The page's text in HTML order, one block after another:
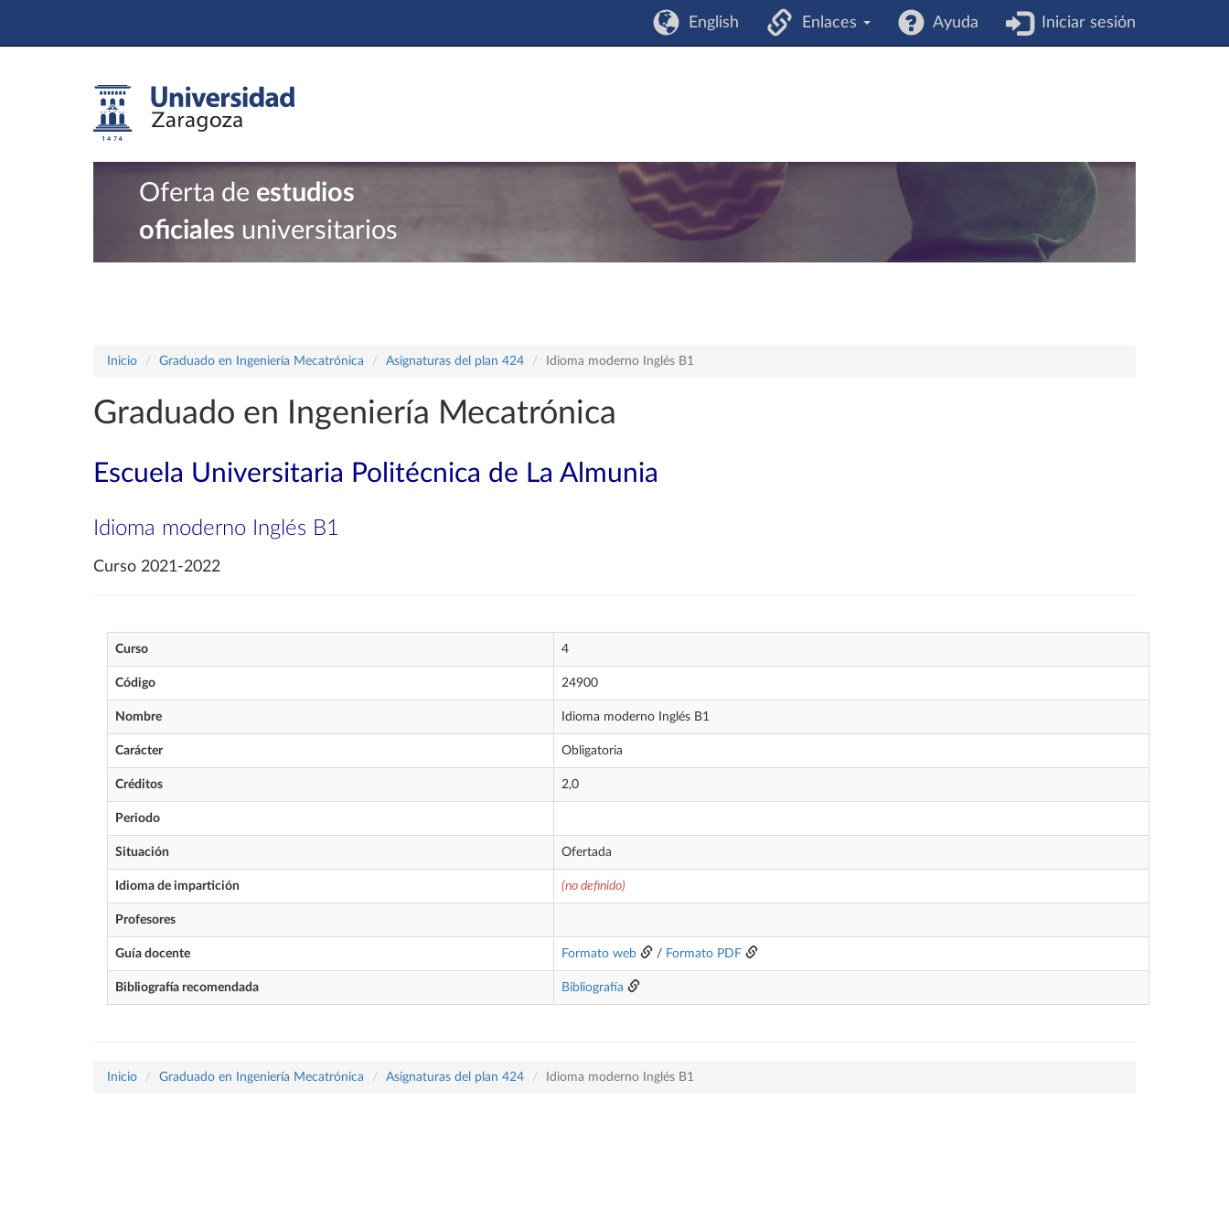
English Enlaces Ayuda Iniciar sesión
Oferta de estudios
oficiales universitarios
Inicio Graduado en Ingeniería Mecatrónica Asignaturas del plan 424 Idioma moderno Inglés B1
Graduado en Ingeniería Mecatrónica
Escuela Universitaria Politécnica de La Almunia
Idioma moderno Inglés B1
Curso 2021-2022
Curso 4
Código 24900
Nombre Idioma moderno Inglés B1
Carácter Obligatoria
Créditos 2,0
Periodo
Situación Ofertada
Idioma de impartición (no definido)
Profesores
Guía docente Formato web / Formato PDF
Bibliografía recomendada Bibliografía
Inicio Graduado en Ingeniería Mecatrónica Asignaturas del plan 424 Idioma moderno Inglés B1